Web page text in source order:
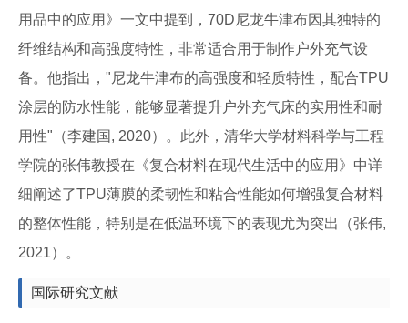
用品中的应用》一文中提到，70D尼龙牛津布因其独特的
纤维结构和高强度特性，非常适合用于制作户外充气设
备。他指出，"尼龙牛津布的高强度和轻质特性，配合TPU
涂层的防水性能，能够显著提升户外充气床的实用性和耐
用性"（李建国, 2020）。此外，清华大学材料科学与工程
学院的张伟教授在《复合材料在现代生活中的应用》中详
细阐述了TPU薄膜的柔韧性和粘合性能如何增强复合材料
的整体性能，特别是在低温环境下的表现尤为突出（张伟,
2021）。
国际研究文献